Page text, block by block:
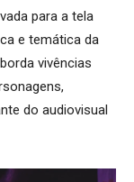
para a tela
e temática da
vivências
do audiovisual